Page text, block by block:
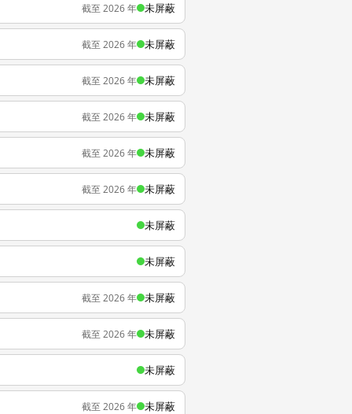
截至 2026 年 未屏蔽
截至 2026 年 未屏蔽
截至 2026 年 未屏蔽
截至 2026 年 未屏蔽
截至 2026 年 未屏蔽
截至 2026 年 未屏蔽
未屏蔽
未屏蔽
截至 2026 年 未屏蔽
截至 2026 年 未屏蔽
未屏蔽
截至 2026 年 未屏蔽